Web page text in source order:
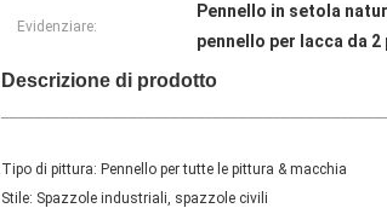
Evidenziare:
Pennello in setola
pennello per lacca da
Descrizione di prodotto
Tipo di pittura: Pennello per tutte le pittura & macchia
Stile: Spazzole industriali, spazzole civili